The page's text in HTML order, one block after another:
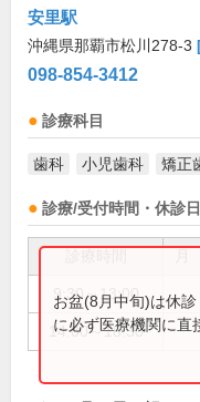
安里駅
沖縄県那覇市松川278-3
098-854-3412
診療科目
歯科 小児歯科 矯正
診療/受付時間・休診日
9:30～13:00
14:00～18:30
お盆(8月中旬)は休
に必ず医療機関に直